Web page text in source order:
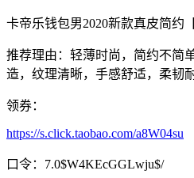
卡帝乐钱包男2020新款真皮简约
推荐理由：轻薄时尚，简约不简
造，纹理清晰，手感舒适，柔韧
领券：
https://s.click.taobao.com/a8W04su
口令：7.0$W4KEcGGLwju$/